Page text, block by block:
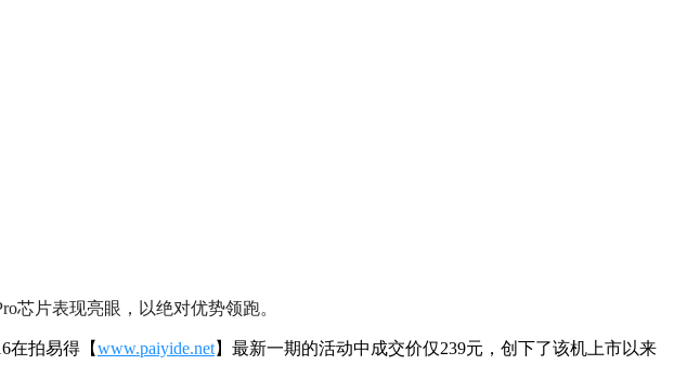
芯片表现亮眼，以绝对优势领跑。
在拍易得【www.paiyide.net】最新一期的活动中成交价仅239元，创下了该机上市以来